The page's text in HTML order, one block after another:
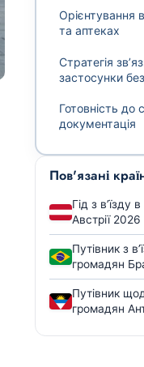
Орієнтування
та аптеках
Стратегія
застосунки
Готовність до
документація
Пов'язані
Гід з в’їзду
Австрії 2026
Путівник з
громадян
Путівник
громадян